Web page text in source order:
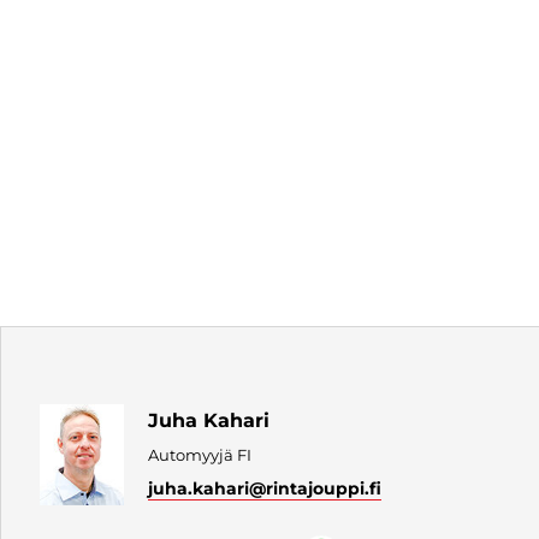
Juha Kahari
Automyyjä FI
juha.kahari@rintajouppi.fi